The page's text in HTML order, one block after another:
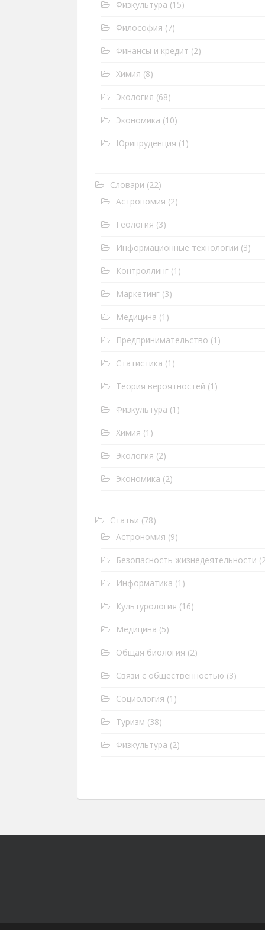
Физкультура (15)
Философия (7)
Финансы и кредит (2)
Химия (8)
Экология (68)
Экономика (10)
Юрипруденция (1)
Словари (22)
Астрономия (2)
Геология (3)
Информационные технологии (3)
Контроллинг (1)
Маркетинг (3)
Медицина (1)
Предпринимательство (1)
Статистика (1)
Теория вероятностей (1)
Физкультура (1)
Химия (1)
Экология (2)
Экономика (2)
Статьи (78)
Астрономия (9)
Безопасность жизнедеятельности
Информатика (1)
Культурология (16)
Медицина (5)
Общая биология (2)
Связи с общественностью (3)
Социология (1)
Туризм (38)
Физкультура (2)